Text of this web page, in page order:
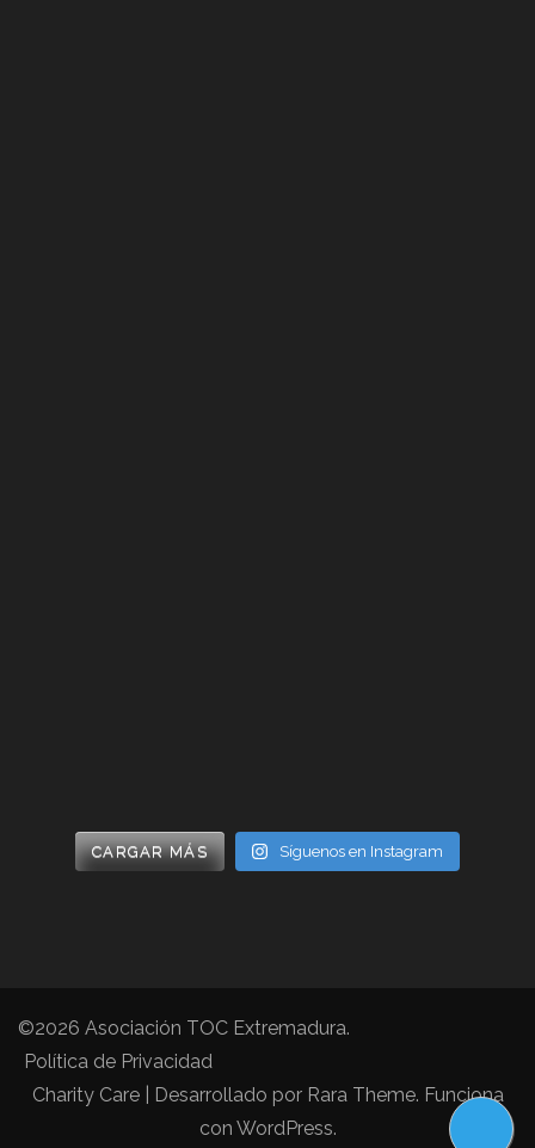
CARGAR MÁS Síguenos en Instagram
©2026 Asociación TOC Extremadura.
Política de Privacidad
Charity Care | Desarrollado por Rara Theme. Funciona
con WordPress.